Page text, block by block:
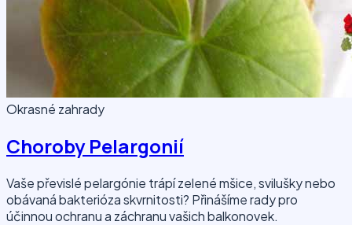
Okrasné zahrady
Choroby Pelargonií
Vaše převislé pelargónie trápí zelené mšice, svilušky nebo
obávaná bakterióza skvrnitosti? Přinášíme rady pro
účinnou ochranu a záchranu vašich balkonovek.